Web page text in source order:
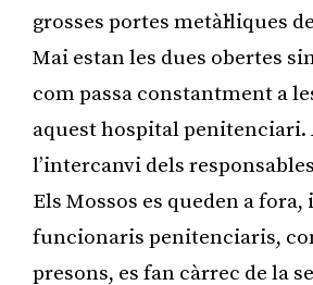
grosses portes metàl·liques
Mai estan les dues obertes
com passa constantment a
aquest hospital penitenciari.
l’intercanvi dels
Els Mossos es queden a fora,
funcionaris penitenciaris,
presons, es fan càrrec de la